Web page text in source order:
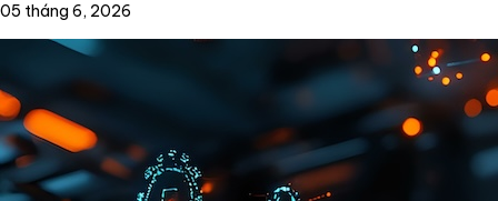
05 tháng 6, 2026